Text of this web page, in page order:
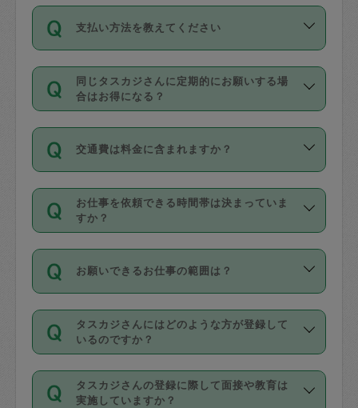
の上事前申請することが必要です。な
お、3時間を下回っても、値引き等はござ
いません。
11種類の価格帯の中からタスカジさん自
身が価格を選んで設定しています。
タスカジさんの価格設定には最初は制限
があり、レビュー件数、レビューの平均
値、などで除々に設定可能な最高額が上
がっていく仕組みになっています。
支払い方法を教えてください
お支払方法はクレジットカード（Visa／
Master／JCB／AMERICAN EXPRESS／
Diners Club）のみとなります。
を行う際にご入力ください。プロフィー
ル登録時にはご入力いただかなくても大
丈夫です。
デビットカード・プリペイドカード（Vプ
リカ、au WALLETなど）は支払にはご利
銀行振込や現金払いも対応していませ
なお、タスカジさんの交通費も、依頼料
金のご請求と合わせてお支払いとなりま
動計算で表示されます。
同じタスカジさんに定期的にお願いする場
合はお得になる？
依頼には「スポット」と「定期（毎週｜
隔週）」があり、「定期」の依頼は「ス
ポット」よりお得な料金でご利用できま
す。
定期の最低利用回数は設けていない代わ
りに、一定数を超えたキャンセルは有償
（例：毎週定期の場合は３回以上のキャ
ンセルが有償（1200円、隔週定期の場合
は２回以上のキャンセルが有償（1200
交通費は料金に含まれますか？
交通費は依頼料金とは別途発生し、依頼
料金のご請求と合わせてお支払いとなり
ます。交通費の金額は「依頼の詳細」に
お仕事を依頼できる時間帯は決まっていま
すか？
時間帯は3種類あります。いずれも１回あ
たり３時間です。
・ＡＭ ９時～１２時
・ＰＭ １３時～１６時
・夜 １８時～２１時
開始時間を２時間前後変更することが可
お願いできるお仕事の範囲は？
掃除、整理収納、洗濯、買い物、料理、
作り置きです。タスカジさんによってで
きる仕事の範囲が異なりますので、依頼
する前にタスカジさんのプロフィールで
確認してください。
タスカジさんにはどのような方が登録して
いるのですか？
主婦として長年の家事経験をお持ちの
方、栄養士・調理師といった資格者で保
タスカジさんの登録に際して面接や教育は
実施していますか？